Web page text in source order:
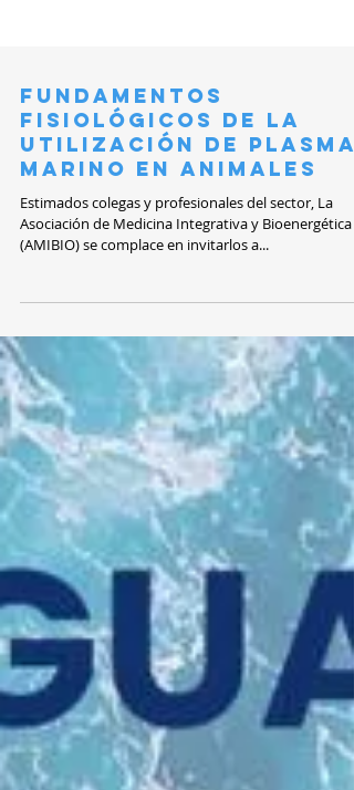
Fundamentos
fisiológicos de la
utilización de plasma
Asociación de Medicina Integrativa y Bioenergética
(AMIBIO) se complace en invitarlos a...